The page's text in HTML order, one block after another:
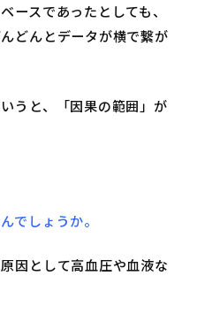
ースであったとしても、
どんとデータが横で繋が
うと、「因果の範囲」が
でしょうか。
因として高血圧や血液な